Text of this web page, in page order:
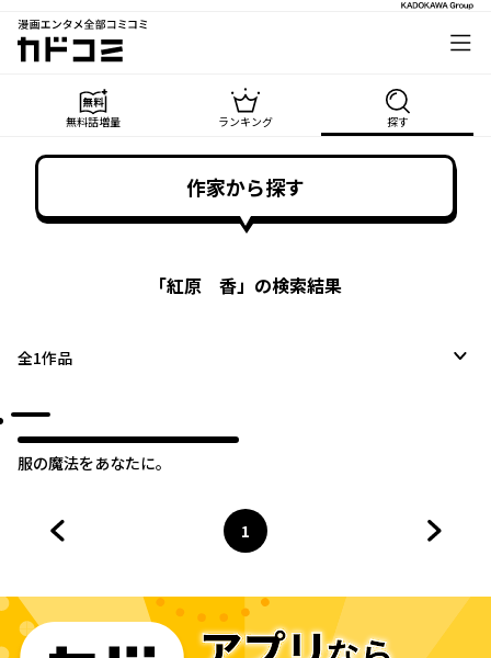
漫画エンタメ全部コミコミ
カドコミ
無料話増量 ランキング 探す
作家から探す
「紅原 香」の検索結果
全1作品
服の魔法をあなたに。
ページ
1
へ